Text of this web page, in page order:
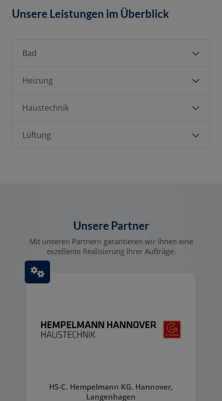
Unsere Leistungen im Überblick
Bad
Heizung
Haustechnik
Lüftung
Unsere Partner
Mit unseren Partnern garantieren wir Ihnen eine
exzellente Realisierung Ihrer Aufträge.
HS-C. Hempelmann KG. Hannover,
Langenhagen